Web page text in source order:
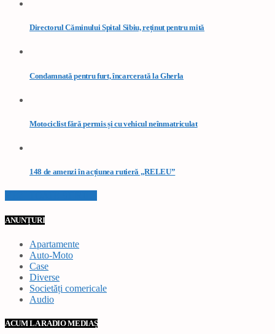
Directorul Căminului Spital Sibiu, reținut pentru mită
Condamnată pentru furt, încarcerată la Gherla
Motociclist fără permis și cu vehicul neînmatriculat
148 de amenzi în acțiunea rutieră „RELEU”
ANUNȚURI
Apartamente
Auto-Moto
Case
Diverse
Societăți comericale
Audio
ACUM LA RADIO MEDIAȘ